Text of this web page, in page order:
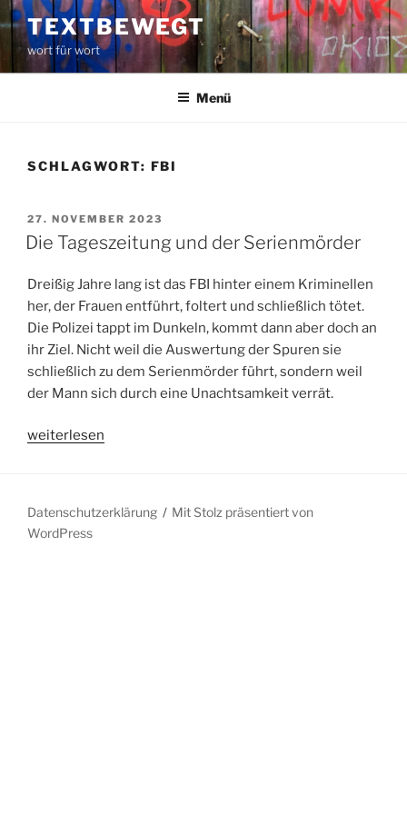
Zum
Inhalt
springen
TEXTBEWEGT
wort für wort
Menü
SCHLAGWORT: FBI
VERÖFFENTLICHT
AM
27. NOVEMBER 2023
Die Tageszeitung und der Serienmörder
Dreißig Jahre lang ist das FBI hinter einem Kriminellen
her, der Frauen entführt, foltert und schließlich tötet.
Die Polizei tappt im Dunkeln, kommt dann aber doch an
ihr Ziel. Nicht weil die Auswertung der Spuren sie
schließlich zu dem Serienmörder führt, sondern weil
der Mann sich durch eine Unachtsamkeit verrät.
„Die
Serienmörder“
weiterlesen
Datenschutzerklärung
Mit Stolz präsentiert von
WordPress